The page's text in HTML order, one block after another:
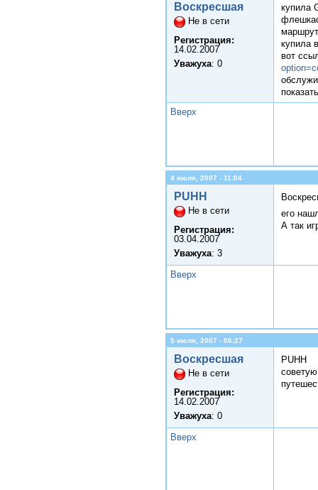
Воскресшая
Не в сети
Регистрация:
14.02.2007
Уважуха: 0
купила
купила
вот
Вверх
4 июля, 2007 - 11:04
PUHH
Не в сети
Регистрация:
03.04.2007
Уважуха: 3
его
А так
Вверх
5 июля, 2007 - 06:27
Воскресшая
Не в сети
Регистрация:
14.02.2007
Уважуха: 0
PUHH
Вверх